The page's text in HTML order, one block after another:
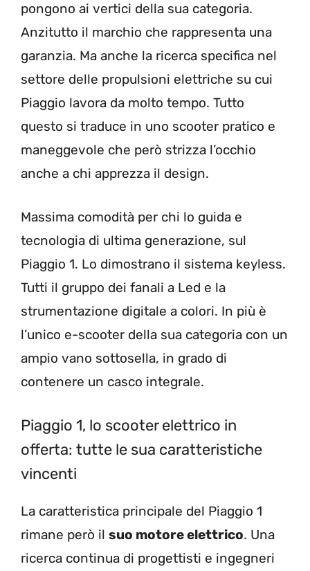
pongono ai vertici della sua categoria.
Anzitutto il marchio che rappresenta una
garanzia. Ma anche la ricerca specifica nel
settore delle propulsioni elettriche su cui
Piaggio lavora da molto tempo. Tutto
questo si traduce in uno scooter pratico e
maneggevole che però strizza l’occhio
anche a chi apprezza il design.
Massima comodità per chi lo guida e
tecnologia di ultima generazione, sul
Piaggio 1. Lo dimostrano il sistema keyless.
Tutti il gruppo dei fanali a Led e la
strumentazione digitale a colori. In più è
l’unico e-scooter della sua categoria con un
ampio vano sottosella, in grado di
contenere un casco integrale.
Piaggio 1, lo scooter elettrico in
offerta: tutte le sua caratteristiche
vincenti
La caratteristica principale del Piaggio 1
rimane però il suo motore elettrico. Una
ricerca continua di progettisti e ingegneri